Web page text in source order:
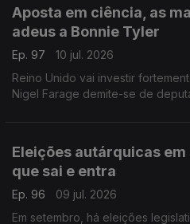
Aposta em ciência, as
adeus a Bonnie Tyler
Ep. 97
10 jul. 2026
Reino Unido vai investir
Nigel Farage demite-se de
Eleições autárquicas
que sai e entra
Ep. 96
09 jul. 2026
Em setembro, há eleições